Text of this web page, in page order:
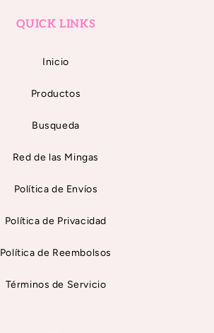
QUICK LINKS
Inicio
Productos
Busqueda
Red de las Mingas
Política de Envíos
Política de Privacidad
Política de Reembolsos
Términos de Servicio